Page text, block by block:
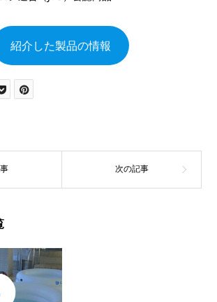
紹介した製品の情報